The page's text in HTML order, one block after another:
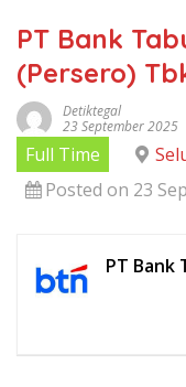
PT Bank
(Persero)
Detiktegal
23 September 2025
Full Time
Posted on 23
PT Bank